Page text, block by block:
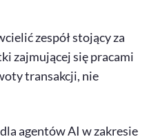
zespół stojący za
zajmującej się pracami
transakcji, nie
agentów AI w zakresie